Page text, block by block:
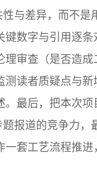
与差异，而不
数字与引用逐
审查（是否造
测读者质疑点与
最后，把本次
报道的竞争力
套工艺流程推